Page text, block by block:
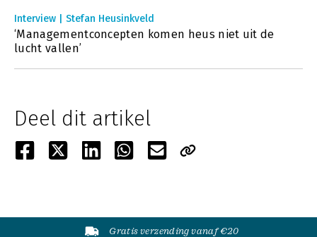
Interview | Stefan Heusinkveld
‘Managementconcepten komen heus niet uit de
lucht vallen’
Deel dit artikel
Gratis verzending vanaf €20